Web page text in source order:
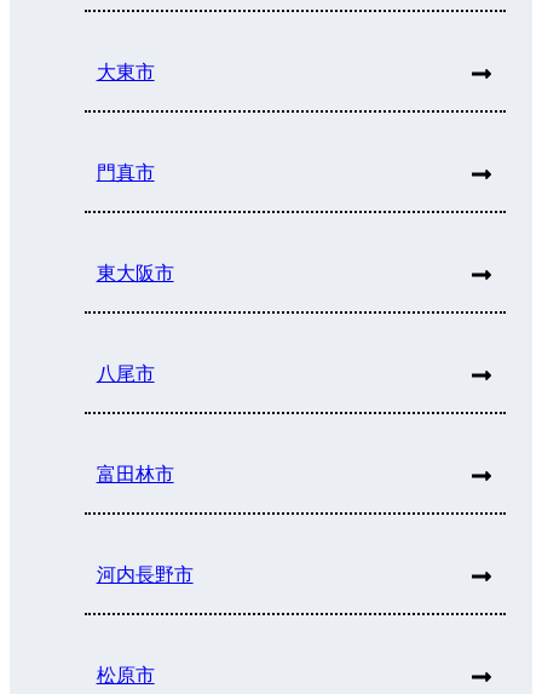
大東市
門真市
東大阪市
八尾市
富田林市
河内長野市
松原市